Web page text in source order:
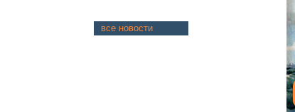
все новости